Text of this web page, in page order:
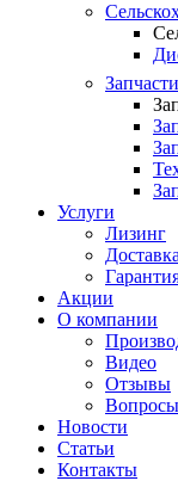
Запчасти
Услуги
Лизинг
Доставка
Акции
О компании
Видео
Отзывы
Новости
Статьи
Контакты